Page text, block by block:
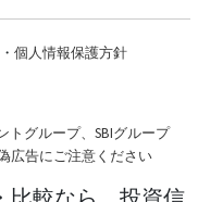
・ 個人情報保護方針
トグループ、SBIグループ
広告にご注意ください